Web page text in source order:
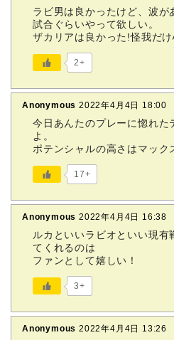
ラビ男は良かったけど、波が
試合ぐらいやって欲しい。
ザカリアは良かった!怪我だけ
2+
Anonymous 2022年4月4日 18:00
今日あんたのプレーに惚れた
よ。
ポテンシャルの高さはマック
17+
Anonymous 2022年4月4日 16:38
ルカといいラビオといい現有
てくれるのは
ファンとして嬉しい！
3+
Anonymous 2022年4月4日 13:26